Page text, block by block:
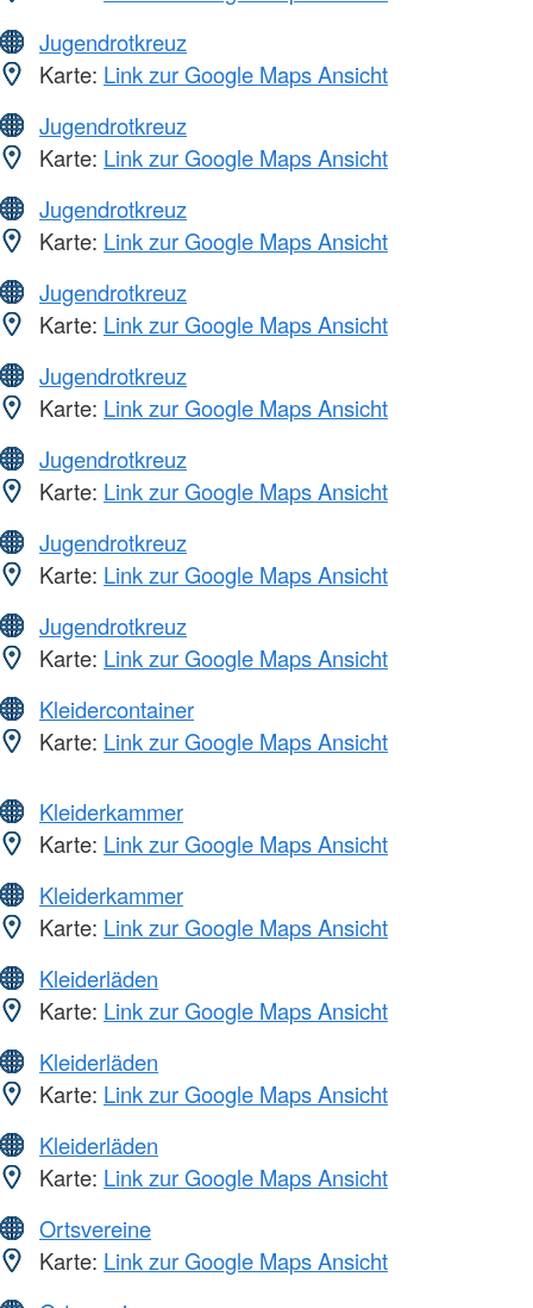
Jugendrotkreuz
Karte: Link zur Google Maps Ansicht
Jugendrotkreuz
Karte: Link zur Google Maps Ansicht
Jugendrotkreuz
Karte: Link zur Google Maps Ansicht
Jugendrotkreuz
Karte: Link zur Google Maps Ansicht
Jugendrotkreuz
Karte: Link zur Google Maps Ansicht
Jugendrotkreuz
Karte: Link zur Google Maps Ansicht
Jugendrotkreuz
Karte: Link zur Google Maps Ansicht
Jugendrotkreuz
Karte: Link zur Google Maps Ansicht
Kleidercontainer
Karte: Link zur Google Maps Ansicht
Kleiderkammer
Karte: Link zur Google Maps Ansicht
Kleiderkammer
Karte: Link zur Google Maps Ansicht
Kleiderläden
Karte: Link zur Google Maps Ansicht
Kleiderläden
Karte: Link zur Google Maps Ansicht
Kleiderläden
Karte: Link zur Google Maps Ansicht
Ortsvereine
Karte: Link zur Google Maps Ansicht